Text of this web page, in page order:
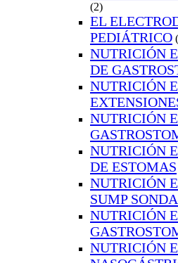
(2)
EL
PEDIÁTRICO
NUTRICIÓN
DE
NUTRICIÓN
NUTRICIÓN
NUTRICIÓN
DE ESTOMAS
NUTRICIÓN
SUMP
NUTRICIÓN
NUTRICIÓN